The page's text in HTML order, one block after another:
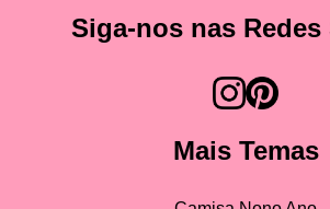
Siga-nos nas Redes
Mais Temas